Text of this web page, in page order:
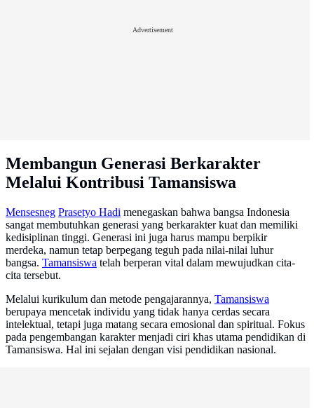
Advertisement
Membangun Generasi Berkarakter
Melalui Kontribusi Tamansiswa
Mensesneg Prasetyo Hadi menegaskan bahwa bangsa Indonesia
sangat membutuhkan generasi yang berkarakter kuat dan memiliki
kedisiplinan tinggi. Generasi ini juga harus mampu berpikir
merdeka, namun tetap berpegang teguh pada nilai-nilai luhur
bangsa. Tamansiswa telah berperan vital dalam mewujudkan cita-
cita tersebut.
Melalui kurikulum dan metode pengajarannya, Tamansiswa
berupaya mencetak individu yang tidak hanya cerdas secara
intelektual, tetapi juga matang secara emosional dan spiritual. Fokus
pada pengembangan karakter menjadi ciri khas utama pendidikan di
Tamansiswa. Hal ini sejalan dengan visi pendidikan nasional.